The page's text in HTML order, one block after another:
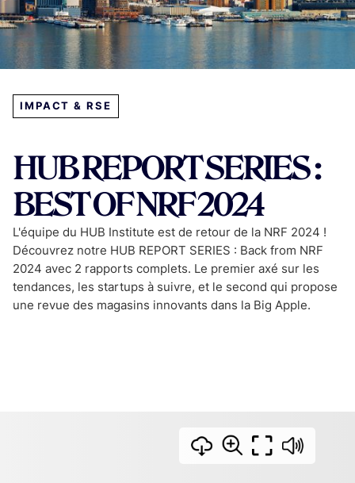
IMPACT & RSE
HUB REPORT SERIES :
BEST OF NRF 2024
L'équipe du HUB Institute est de retour de la NRF 2024 !
Découvrez notre HUB REPORT SERIES : Back from NRF
2024 avec 2 rapports complets. Le premier axé sur les
tendances, les startups à suivre, et le second qui propose
une revue des magasins innovants dans la Big Apple.